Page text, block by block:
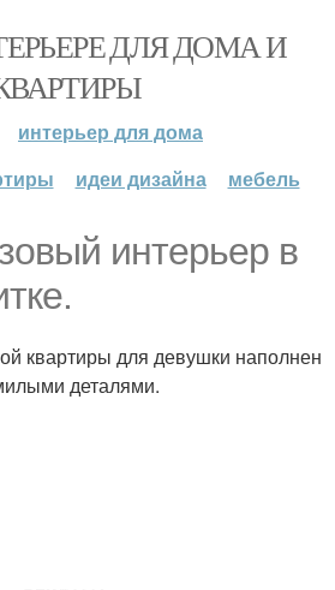
ДЛЯ ДОМА И
интерьер для дома
идеи дизайна мебель
интерьер в
квартиры для девушки наполнен
деталями.